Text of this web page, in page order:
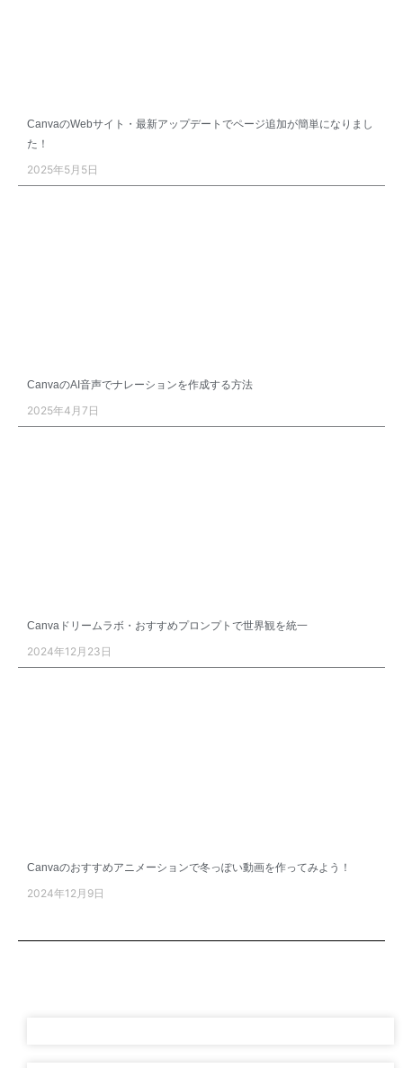
CanvaのWebサイト・最新アップデートでページ追加が簡単になりまし
た！
2025年5月5日
CanvaのAI音声でナレーションを作成する方法
2025年4月7日
Canvaドリームラボ・おすすめプロンプトで世界観を統一
2024年12月23日
Canvaのおすすめアニメーションで冬っぽい動画を作ってみよう！
2024年12月9日